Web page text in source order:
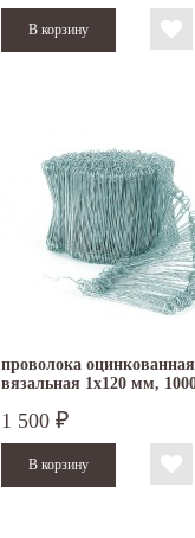
проволока оцинкованная
вязальная 1х120 мм,
1 500 ₽